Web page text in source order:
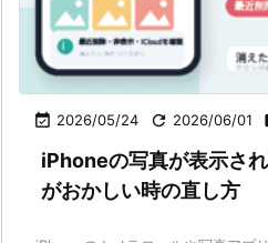
 2026/05/24  2026/06/01
iPhoneの写真が表示さ
がおかしい時の直し方